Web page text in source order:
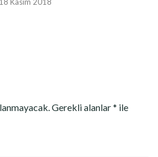
18 Kasım 2018
Gerekli alanlar* ile